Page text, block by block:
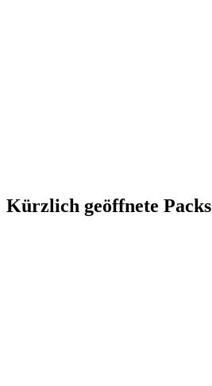
Kürzlich geöffnete Packs